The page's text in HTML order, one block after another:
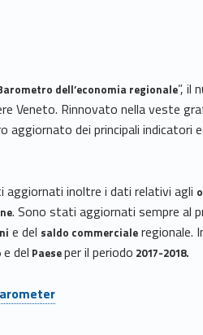
dell’economia regionale”, il
Veneto. Rinnovato nella veste
aggiornato dei principali indicatori
inoltre i dati relativi agli
. Sono stati aggiornati sempre al
e del saldo commerciale regionale.
e del Paeseper il periodo 2017-2018.